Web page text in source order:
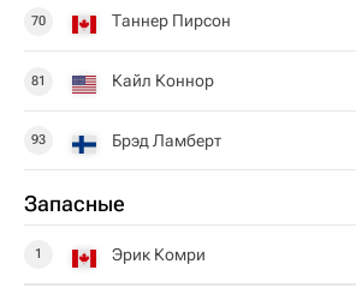
70 Таннер Пирсон
81 Кайл Коннор
93 Брэд Ламберт
Запасные
1 Эрик Комри